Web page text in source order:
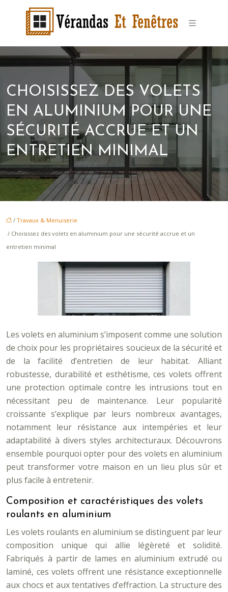
CHOISISSEZ DES VOLETS
EN ALUMINIUM POUR UNE
SÉCURITÉ ACCRUE ET UN
ENTRETIEN MINIMAL
/ Travaux & Menuiserie
/ Choisissez des volets en aluminium pour une sécurité accrue et un
entretien minimal
Les volets en aluminium s’imposent comme une solution
de choix pour les propriétaires soucieux de la sécurité et
de la facilité d’entretien de leur habitat. Alliant
robustesse, durabilité et esthétisme, ces volets offrent
une protection optimale contre les intrusions tout en
nécessitant peu de maintenance. Leur popularité
croissante s’explique par leurs nombreux avantages,
notamment leur résistance aux intempéries et leur
adaptabilité à divers styles architecturaux. Découvrons
ensemble pourquoi opter pour des volets en aluminium
peut transformer votre maison en un lieu plus sûr et
plus facile à entretenir.
Composition et caractéristiques des volets
roulants en aluminium
Les volets roulants en aluminium se distinguent par leur
composition unique qui allie légèreté et solidité.
Fabriqués à partir de lames en aluminium extrudé ou
laminé, ces volets offrent une résistance exceptionnelle
aux chocs et aux tentatives d’effraction. La structure des